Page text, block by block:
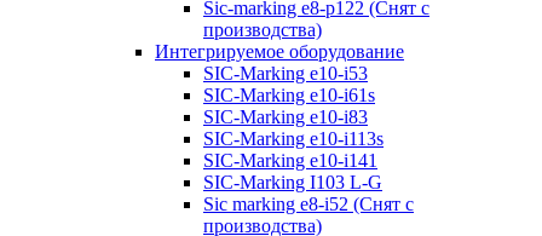
Sic-marking e8-p122 (Снят с
производства)
Интегрируемое оборудование
SIC-Marking e10-i53
SIC-Marking e10-i61s
SIC-Marking e10-i83
SIC-Marking e10-i113s
SIC-Marking e10-i141
SIC-Marking I103 L-G
Sic marking e8-i52 (Снят с
производства)